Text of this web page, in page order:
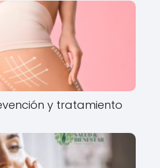
y tratamiento